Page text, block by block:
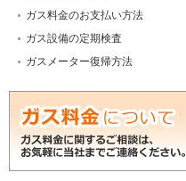
ガス料金のお支払い方法
ガス設備の定期検査
ガスメーター復帰方法